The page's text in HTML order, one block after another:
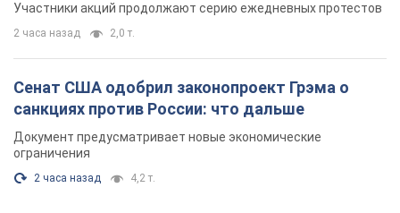
Участники акций продолжают серию ежедневных протестов
2 часа назад 2,0 т.
Сенат США одобрил законопроект Грэма о
санкциях против России: что дальше
Документ предусматривает новые экономические
ограничения
2 часа назад 4,2 т.